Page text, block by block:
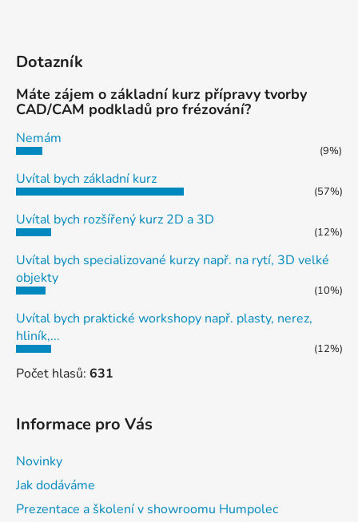
Dotazník
Máte zájem o základní kurz přípravy tvorby
CAD/CAM podkladů pro frézování?
Nemám
(9%)
Uvítal bych základní kurz
(57%)
Uvítal bych rozšířený kurz 2D a 3D
(12%)
Uvítal bych specializované kurzy např. na rytí, 3D velké
objekty
(10%)
Uvítal bych praktické workshopy např. plasty, nerez,
hliník,...
(12%)
Počet hlasů: 631
Informace pro Vás
Novinky
Jak dodáváme
Prezentace a školení v showroomu Humpolec